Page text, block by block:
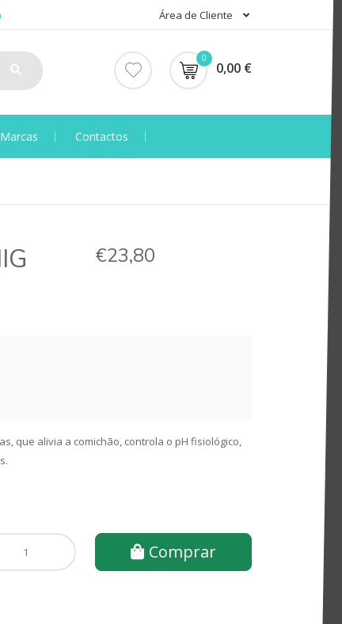
Área de Cliente
0
0,00 €
Marcas Contactos
€23,80
que alivia a comichão, controla o pH fisiológico,
Comprar